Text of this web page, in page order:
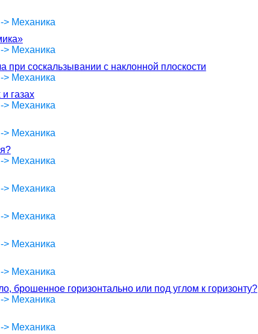
> Механика
> Механика
при соскальзывании с наклонной плоскости
> Механика
газах
> Механика
> Механика
> Механика
> Механика
> Механика
> Механика
> Механика
брошенное горизонтально или под углом к горизонту?
> Механика
> Механика